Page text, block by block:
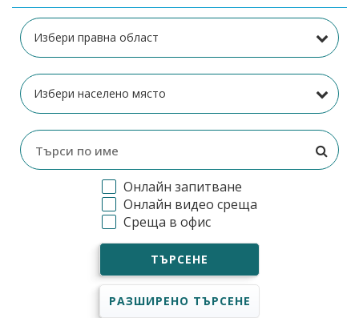
Онлайн запитване
Онлайн видео среща
Среща в офис
ТЪРСЕНЕ
РАЗШИРЕНО ТЪРСЕНЕ